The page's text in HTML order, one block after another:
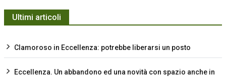
Ultimi articoli
Clamoroso in Eccellenza: potrebbe liberarsi un posto
Eccellenza. Un abbandono ed una novità con spazio anche in